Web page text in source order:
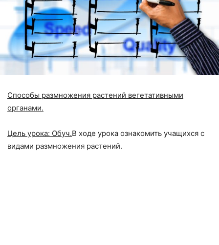
Способы размножения растений вегетативными
органами.
Цель урока: Обуч.В ходе урока ознакомить учащихся с
видами размножения растений.